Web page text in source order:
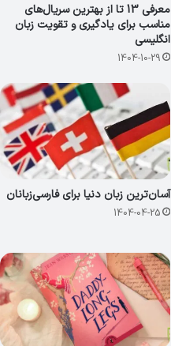
معرفی 13 تا از بهترین سریال‌های
مناسب برای یادگیری و تقویت زبان
انگلیسی
1404-10-29
آسان‌ترین زبان دنیا برای فارسی‌زبانان
1404-04-25